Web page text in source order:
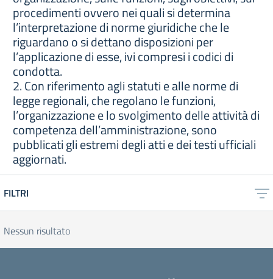
procedimenti ovvero nei quali si determina
l’interpretazione di norme giuridiche che le
riguardano o si dettano disposizioni per
l’applicazione di esse, ivi compresi i codici di
condotta.
2. Con riferimento agli statuti e alle norme di
legge regionali, che regolano le funzioni,
l’organizzazione e lo svolgimento delle attività di
competenza dell’amministrazione, sono
pubblicati gli estremi degli atti e dei testi ufficiali
aggiornati.
FILTRI
Nessun risultato